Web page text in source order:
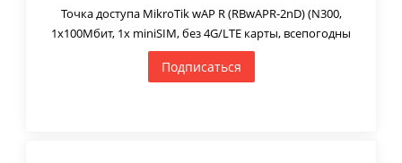
Точка доступа MikroTik wAP R (RBwAPR-2nD) (N300,
1х100Мбит, 1x miniSIM, без 4G/LTE карты, всепогодны
Подписаться